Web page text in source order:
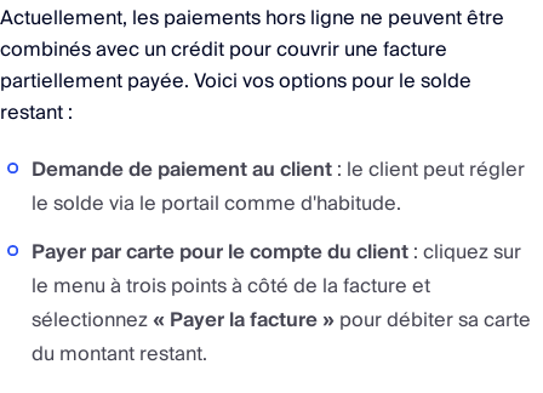
Actuellement, les paiements hors ligne ne peuvent être
combinés avec un crédit pour couvrir une facture
partiellement payée. Voici vos options pour le solde
restant :
Demande de paiement au client: le client peut régler
le solde via le portail comme d'habitude.
Payer par carte pour le compte du client: cliquez sur
le menu à trois points à côté de la facture et
sélectionnez« Payer la facture »​​pour débiter sa carte
du montant restant.